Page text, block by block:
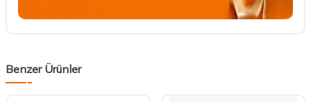
Benzer Ürünler